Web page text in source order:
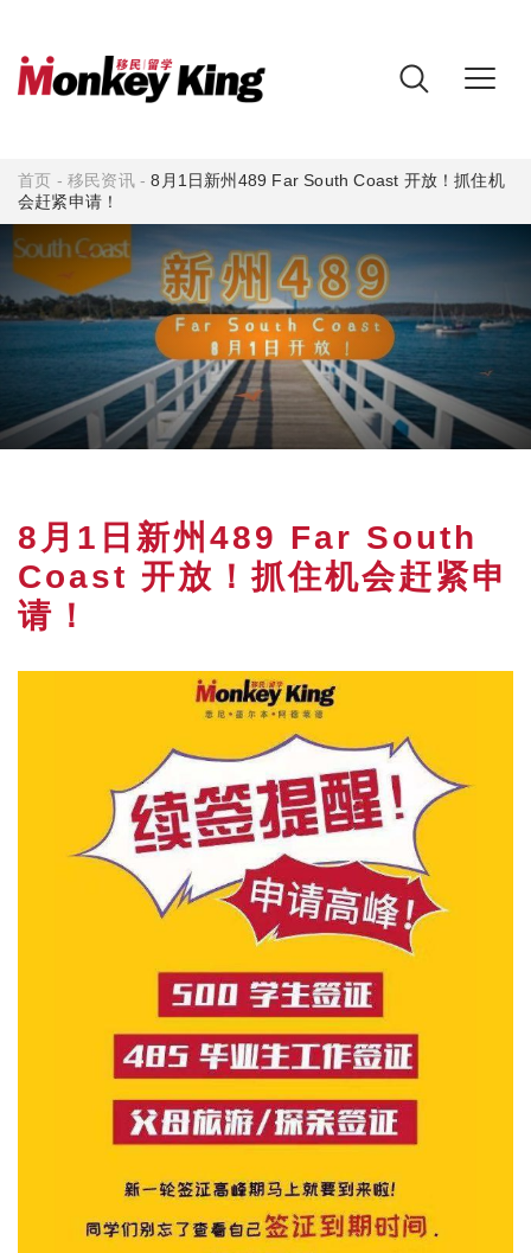
首页 -移民资讯-8月1日新州489 Far South Coast 开放！抓住机
会赶紧申请！
8月1日新州489 Far South
Coast 开放！抓住机会赶紧申
请！